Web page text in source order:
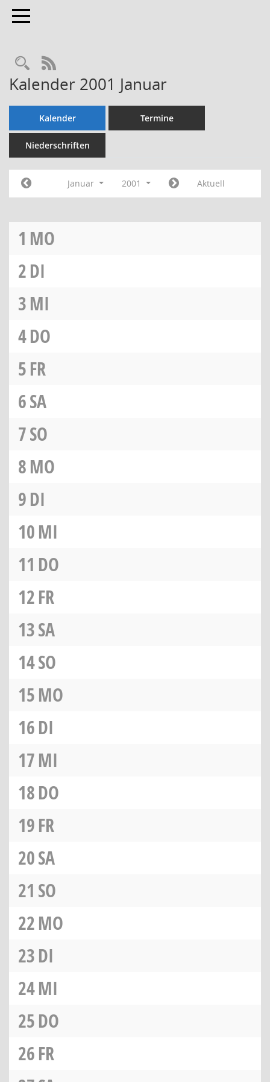
Toggle navigation
Rechercheauswahl
RSS-Feed
Kalender 2001 Januar
Kalender Termine
Niederschriften
Januar 2001 Aktuell
1 MO
2DI
3MI
4DO
5FR
6SA
7SO
8MO
9DI
10MI
11 DO
12FR
13SA
14SO
15MO
16DI
17MI
18DO
19FR
20SA
21 SO
22MO
23DI
24MI
25DO
26FR